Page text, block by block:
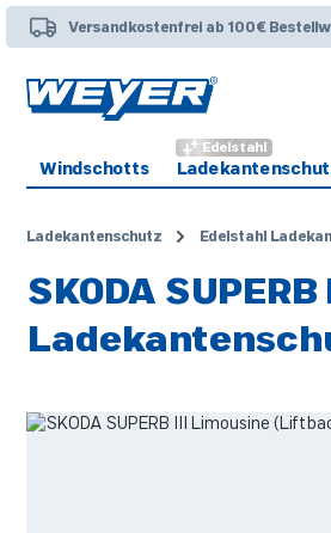
Hauptinhalt springen
Zur Suche springen
Zur Hauptnavigation springen
Versandkostenfrei ab 100€
Windschotts
Edelstahl
Ladekantenschutz Edelstahl
SKODA
Bildergalerie überspringen